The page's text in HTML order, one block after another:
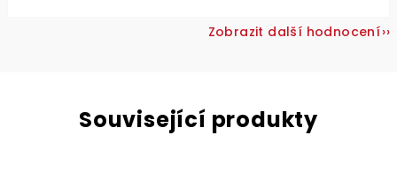
Zobrazit další hodnocení
Související produkty